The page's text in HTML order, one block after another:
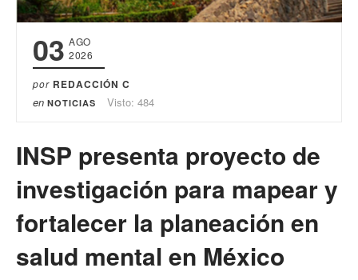
03 AGO
2026
por REDACCIÓN C
en NOTICIAS Visto: 484
INSP presenta proyecto de
investigación para mapear y
fortalecer la planeación en
salud mental en México